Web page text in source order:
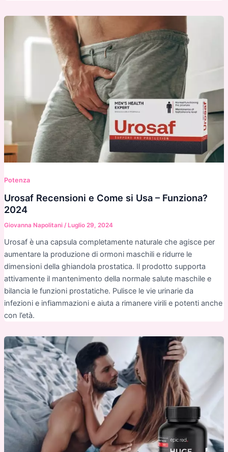
Potenza
Urosaf Recensioni e Come si Usa – Funziona?
2024
Giovanna Napolitani / Luglio 29, 2024
Urosaf è una capsula completamente naturale che agisce per
aumentare la produzione di ormoni maschili e ridurre le
dimensioni della ghiandola prostatica. Il prodotto supporta
attivamente il mantenimento della normale salute maschile e
bilancia le funzioni prostatiche. Pulisce le vie urinarie da
infezioni e infiammazioni e aiuta a rimanere virili e potenti anche
con l’età.